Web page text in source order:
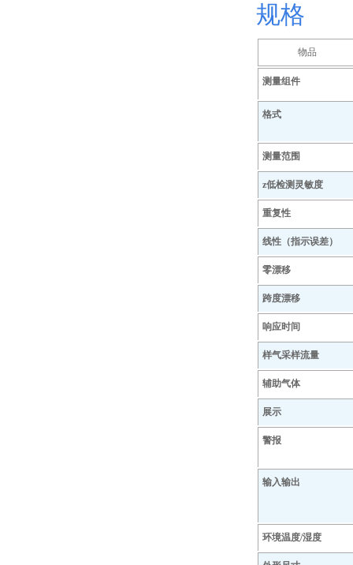
规格
物品
测量组件
格式
测量范围
z低检测灵敏度
重复性
线性（指示误差）
零漂移
跨度漂移
响应时间
样气采样流量
辅助气体
展示
警报
输入输出
环境温度/湿度